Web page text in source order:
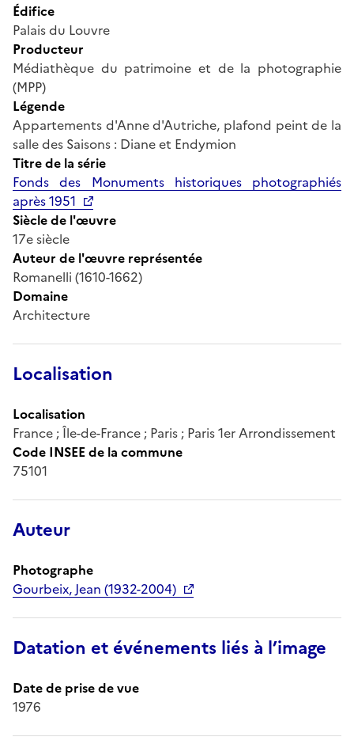
Édifice
Palais du Louvre
Producteur
Médiathèque du patrimoine et de la photographie
(MPP)
Légende
Appartements d'Anne d'Autriche, plafond peint de la
salle des Saisons : Diane et Endymion
Titre de la série
Fonds des Monuments historiques photographiés
après 1951
Siècle de l'œuvre
17e siècle
Auteur de l'œuvre représentée
Romanelli (1610-1662)
Domaine
Architecture
Localisation
Localisation
France ; Île-de-France ; Paris ; Paris 1er Arrondissement
Code INSEE de la commune
75101
Auteur
Photographe
Gourbeix, Jean (1932-2004)
Datation et événements liés à l’image
Date de prise de vue
1976